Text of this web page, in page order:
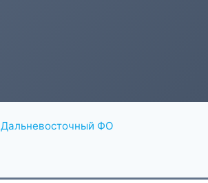
Дальневосточный ФО